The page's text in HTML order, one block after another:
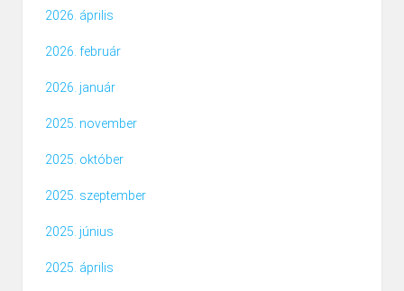
2026. április
2026. február
2026. január
2025. november
2025. október
2025. szeptember
2025. június
2025. április